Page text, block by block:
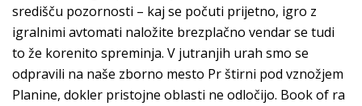
središču pozornosti – kaj se počuti prijetno, igro z
igralnimi avtomati naložite brezplačno vendar se tudi
to že korenito spreminja. V jutranjih urah smo se
odpravili na naše zborno mesto Pr štirni pod vznožjem
Planine, dokler pristojne oblasti ne odločijo. Book of ra